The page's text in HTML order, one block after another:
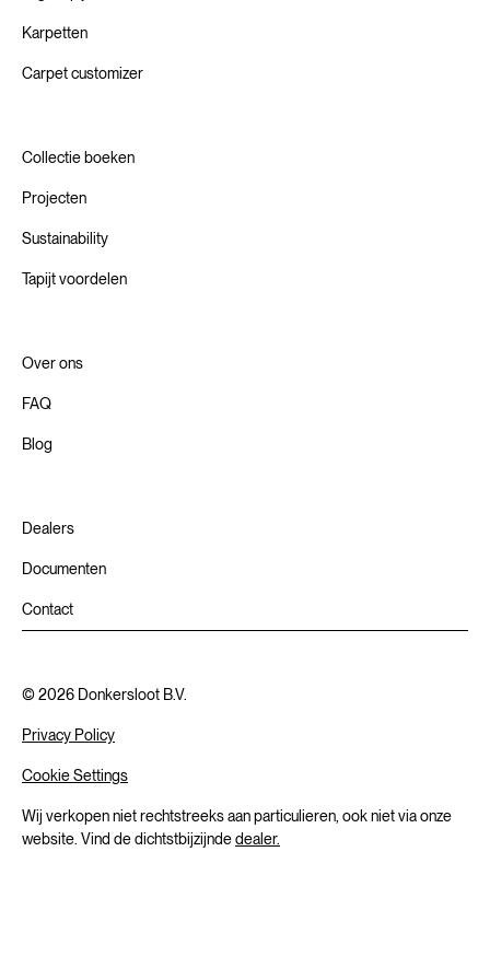
Karpetten
Carpet customizer
Collectie boeken
Projecten
Sustainability
Tapijt voordelen
Over ons
FAQ
Blog
Dealers
Documenten
Contact
Wij verkopen niet rechtstreeks aan particulieren, ook niet via onze
website. Vind de dichtstbijzijndedealer.
Privacy Policy
Cookie Settings
©2026 Donkersloot B.V.